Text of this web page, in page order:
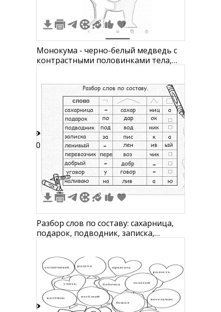
Монокума - черно-белый медведь с
контрастными половинками тела,
30
Разбор слов по составу: сахарница,
подарок, подводник, записка,